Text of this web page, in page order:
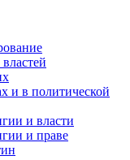
и в политической
и власти
и праве